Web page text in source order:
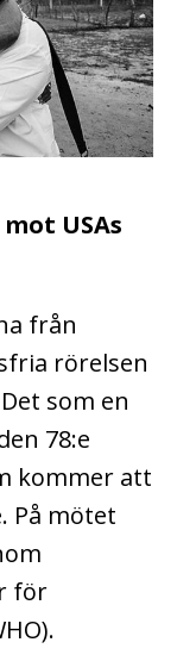
USAs
från
rörelsen
som en
78:e
kommer att
På mötet
för